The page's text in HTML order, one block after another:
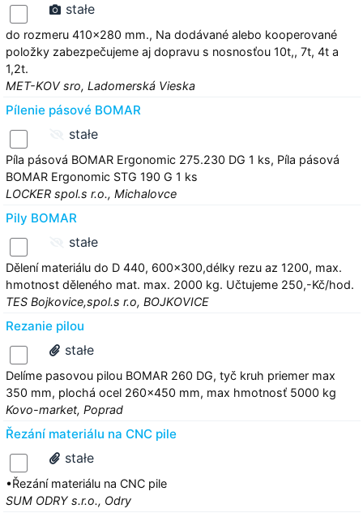
stałe
do rozmeru 410x280 mm., Na dodávané alebo kooperované
položky zabezpečujeme aj dopravu s nosnosťou 10t,, 7t, 4t a
1,2t.
MET-KOV sro, Ladomerská Vieska
Pílenie pásové BOMAR
stałe
Píla pásová BOMAR Ergonomic 275.230 DG 1 ks, Píla pásová
BOMAR Ergonomic STG 190 G 1 ks
LOCKER spol.s r.o., Michalovce
Pily BOMAR
stałe
Dělení materiálu do D 440, 600x300,délky rezu az 1200, max.
hmotnost děleného mat. max. 2000 kg. Učtujeme 250,-Kč/hod.
TES Bojkovice,spol.s r.o, BOJKOVICE
Rezanie pilou
stałe
Delíme pasovou pilou BOMAR 260 DG, tyč kruh priemer max
350 mm, plochá ocel 260x450 mm, max hmotnosť 5000 kg
Kovo-market, Poprad
Řezání materiálu na CNC pile
stałe
•Řezání materiálu na CNC pile
SUM ODRY s.r.o., Odry